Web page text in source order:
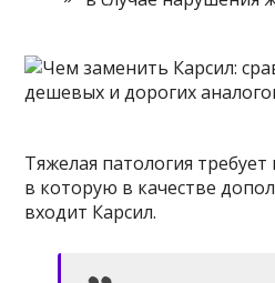
Тяжелая патология
в которую в качестве
входит Карсил.